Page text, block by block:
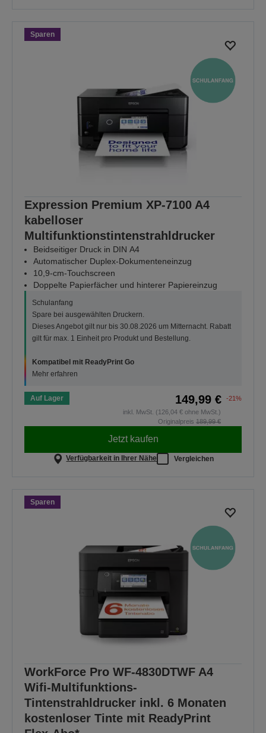
Sparen
Expression Premium XP-7100 A4
kabelloser
Multifunktionstintenstrahldrucker
Beidseitiger Druck in DIN A4
Automatischer Duplex-Dokumenteneinzug
10,9-cm-Touchscreen
Doppelte Papierfächer und hinterer Papiereinzug
Schulanfang
Spare bei ausgewählten Druckern.
Dieses Angebot gilt nur bis 30.08.2026 um Mitternacht. Rabatt
gilt für max. 1 Einheit pro Produkt und Bestellung.
Kompatibel mit ReadyPrint Go
Mehr erfahren
Auf Lager 149,99 €
-21%
inkl. MwSt. (126,04 € ohne MwSt.)
Originalpreis 189,99 €
Jetzt kaufen
Verfügbarkeit in Ihrer Nähe Vergleichen
Sparen
WorkForce Pro WF-4830DTWF A4
Wifi-Multifunktions-
Tintenstrahldrucker inkl. 6 Monaten
kostenloser Tinte mit ReadyPrint